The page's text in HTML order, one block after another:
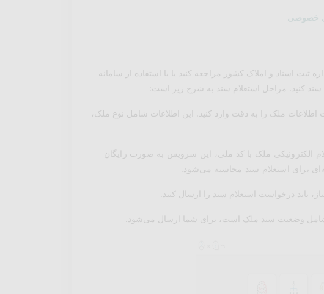
خصوصی
ثبت اسناد و املاک کشور مراجعه کنید یا با استفاده از سامانه
سند کنید. مراحل استعلام سند به شرح زیر است:
اطلاعات ملک را به دقت وارد کنید. این اطلاعات شامل نوع ملک،
الکترونیکی ملک با کد ملی، این سرویس به صورت رایگان
برای استعلام سند محاسبه می‌شود.
باید درخواست استعلام سند را ارسال کنید.
وضعیت سند ملک است، برای شما ارسال می‌شود.